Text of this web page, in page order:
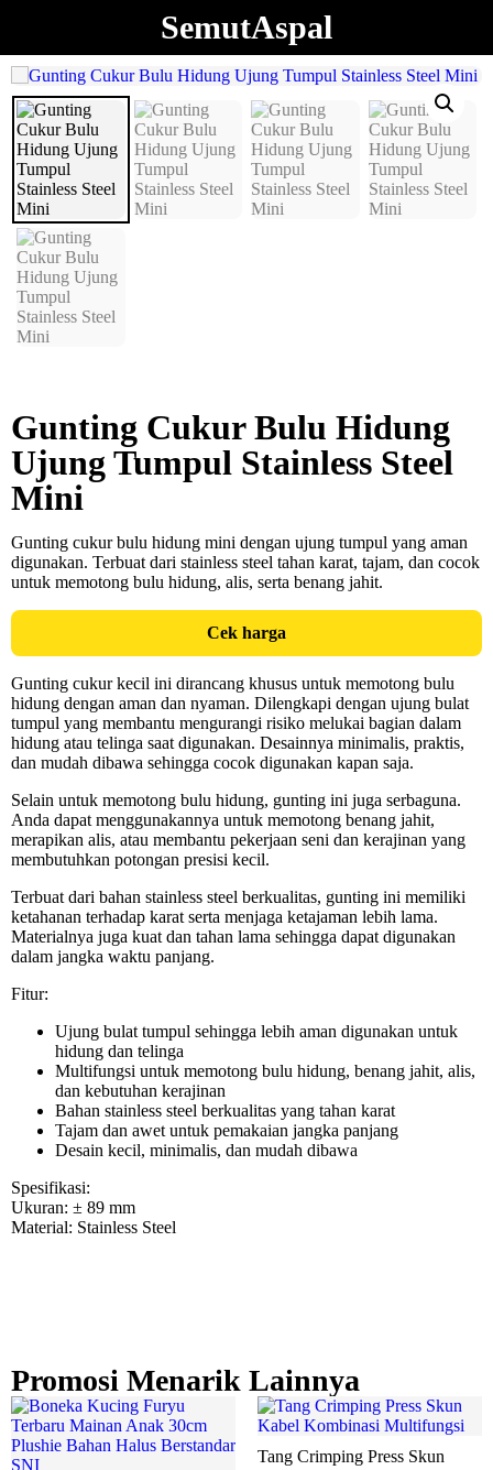
SemutAspal
Gunting Cukur Bulu Hidung
Ujung Tumpul Stainless Steel
Mini
Gunting cukur bulu hidung mini dengan ujung tumpul yang aman
digunakan. Terbuat dari stainless steel tahan karat, tajam, dan cocok
untuk memotong bulu hidung, alis, serta benang jahit.
Cek harga
Gunting cukur kecil ini dirancang khusus untuk memotong bulu
hidung dengan aman dan nyaman. Dilengkapi dengan ujung bulat
tumpul yang membantu mengurangi risiko melukai bagian dalam
hidung atau telinga saat digunakan. Desainnya minimalis, praktis,
dan mudah dibawa sehingga cocok digunakan kapan saja.
Selain untuk memotong bulu hidung, gunting ini juga serbaguna.
Anda dapat menggunakannya untuk memotong benang jahit,
merapikan alis, atau membantu pekerjaan seni dan kerajinan yang
membutuhkan potongan presisi kecil.
Terbuat dari bahan stainless steel berkualitas, gunting ini memiliki
ketahanan terhadap karat serta menjaga ketajaman lebih lama.
Materialnya juga kuat dan tahan lama sehingga dapat digunakan
dalam jangka waktu panjang.
Fitur:
Ujung bulat tumpul sehingga lebih aman digunakan untuk
hidung dan telinga
Multifungsi untuk memotong bulu hidung, benang jahit, alis,
dan kebutuhan kerajinan
Bahan stainless steel berkualitas yang tahan karat
Tajam dan awet untuk pemakaian jangka panjang
Desain kecil, minimalis, dan mudah dibawa
Spesifikasi:
Ukuran: ± 89 mm
Material: Stainless Steel
Promosi Menarik Lainnya
Tang Crimping Press Skun